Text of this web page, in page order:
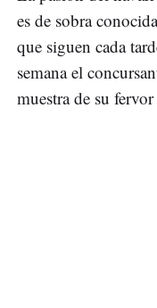
es de sobra
que siguen cada
semana el
muestra de su